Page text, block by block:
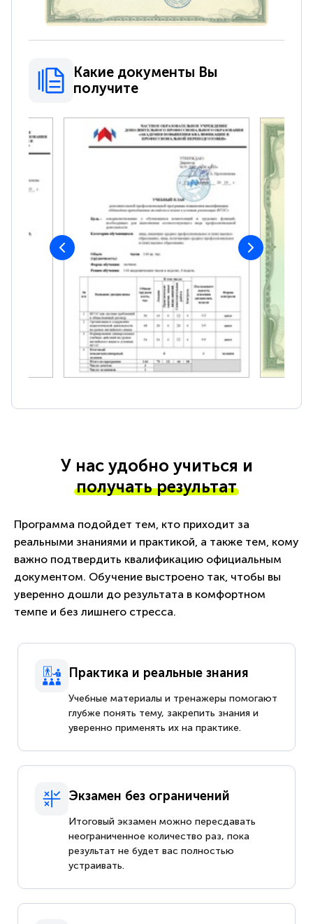
Какие документы Вы
получите
У нас удобно учиться и
получать результат
Программа подойдет тем, кто приходит за
реальными знаниями и практикой, а также тем, кому
важно подтвердить квалификацию официальным
документом. Обучение выстроено так, чтобы вы
уверенно дошли до результата в комфортном
темпе и без лишнего стресса.
Практика и реальные знания
Учебные материалы и тренажеры помогают
глубже понять тему, закрепить знания и
уверенно применять их на практике.
Экзамен без ограничений
Итоговый экзамен можно пересдавать
неограниченное количество раз, пока
результат не будет вас полностью
устраивать.